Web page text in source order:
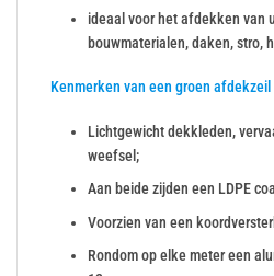
ideaal voor het afdekken van
bouwmaterialen, daken, stro,
Kenmerken van een groen afdekzeil
Lichtgewicht dekkleden,
weefsel;
Aan beide zijden een LDPE
Voorzien van een
Rondom op elke meter een